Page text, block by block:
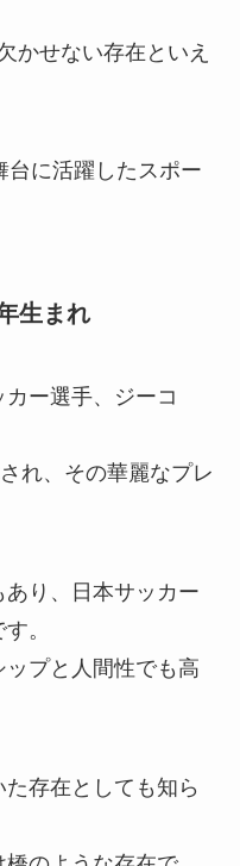
かせない存在といえ
台に活躍したスポー
生まれ
ー選手、ジーコ
れ、その華麗なプレ
り、日本サッカー
。
プと人間性でも高
存在としても知ら